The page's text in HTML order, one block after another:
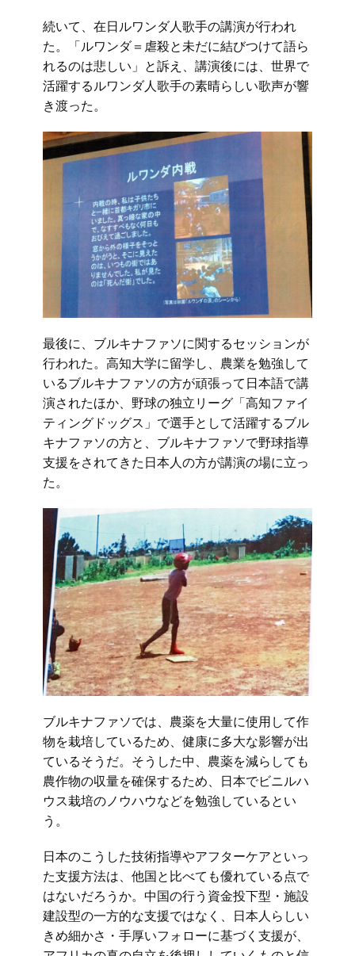
続いて、在日ルワンダ人歌手の講演が行われ
た。「ルワンダ＝虐殺と未だに結びつけて語ら
れるのは悲しい」と訴え、講演後には、世界で
活躍するルワンダ人歌手の素晴らしい歌声が響
き渡った。
最後に、ブルキナファソに関するセッションが
行われた。高知大学に留学し、農業を勉強して
いるブルキナファソの方が頑張って日本語で講
演されたほか、野球の独立リーグ「高知ファイ
ティングドッグス」で選手として活躍するブル
キナファソの方と、ブルキナファソで野球指導
支援をされてきた日本人の方が講演の場に立っ
た。
ブルキナファソでは、農薬を大量に使用して作
物を栽培しているため、健康に多大な影響が出
ているそうだ。そうした中、農薬を減らしても
農作物の収量を確保するため、日本でビニルハ
ウス栽培のノウハウなどを勉強しているとい
う。
日本のこうした技術指導やアフターケアといっ
た支援方法は、他国と比べても優れている点で
はないだろうか。中国の行う資金投下型・施設
建設型の一方的な支援ではなく、日本人らしい
きめ細かさ・手厚いフォローに基づく支援が、